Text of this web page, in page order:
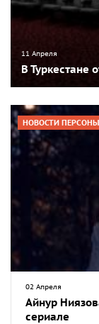
11 Апреля
В Туркестане
НОВОСТИ ПЕРСОНЫ
02 Апреля
Айнур
сериале